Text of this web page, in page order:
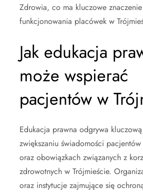
Zdrowia, co ma kluczowe
funkcjonowania placówek w
Jak edukacja
może wspierać
pacjentów w
Edukacja prawna odgrywa
zwiększaniu świadomości
oraz obowiązkach związanych z
zdrowotnych w Trójmieście.
oraz instytucje zajmujące się